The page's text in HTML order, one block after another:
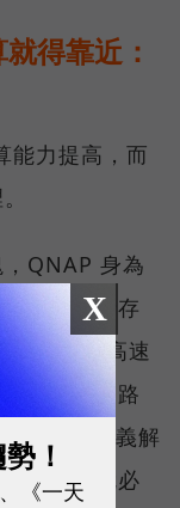
得靠近：
能力提高，而
QNAP 身為
端網路儲存
100GbE 高速
與高速網路
經理劉文義解
上雲，就必
X
！
《一天